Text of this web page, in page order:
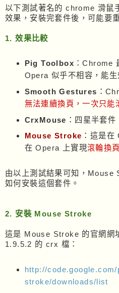
以下測試著名的 chrome 滑鼠
效果，安裝完套件後，可能要
1. 效果比較
Pig Toolbox ：Chrome
Opera 似乎不相容，能生
Smooth Gestures ：
無法連續換頁，一次只能
CrxMouse ：四星半套
Mouse Stroke ：這是在
在 Opera 上實現滾輪換
由以上測試結果可知，Mouse
如何安裝這個套件。
2. 安裝 Mouse Stroke
這是 Mouse Stroke 的官網網
1.9.5.2 的 crx 檔：
http://
stroke/downloads/list